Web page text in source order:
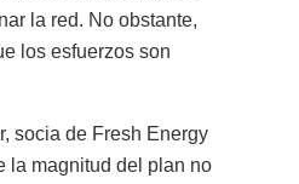
la red. No obstante,
los esfuerzos son
socia de Fresh Energy
la magnitud del plan no